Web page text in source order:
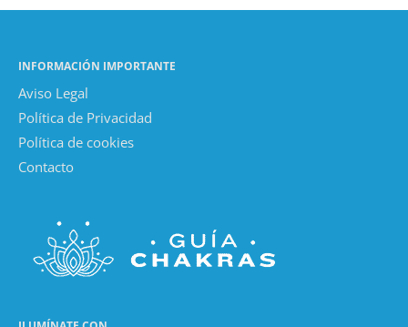
INFORMACIÓN IMPORTANTE
Aviso Legal
Política de Privacidad
Política de cookies
Contacto